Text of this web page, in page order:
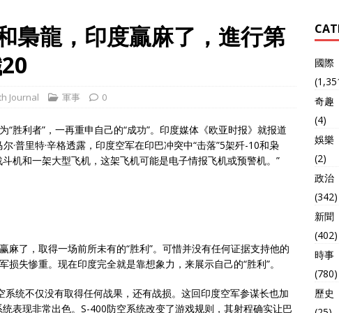
梟龍，印度贏麻了，進行第
Journal 軍事 0
胜利者”，一再重申自己的“成功”。印度媒体《欧亚时报》就报道
·普里特·辛格透露，印度空军在印巴冲突中“击落”5架歼-10和枭
机和一架大型飞机，这架飞机可能是电子情报飞机或预警机。”
麻了，取得一场前所未有的“胜利”。可惜并没有任何证据支持他的
失惨重。现在印度完全就是靠想象力，来展示自己的“胜利”。
统不仅没有取得任何战果，还有战损。这回印度空军参谋长也加
统表现非常出色。S-400防空系统改变了游戏规则，其射程确实让巴
國際
奇趣
(4)
娛樂
(2)
政治
(342)
新聞
(402)
時事
(780)
歷史